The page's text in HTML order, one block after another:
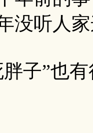
没听人
子”也